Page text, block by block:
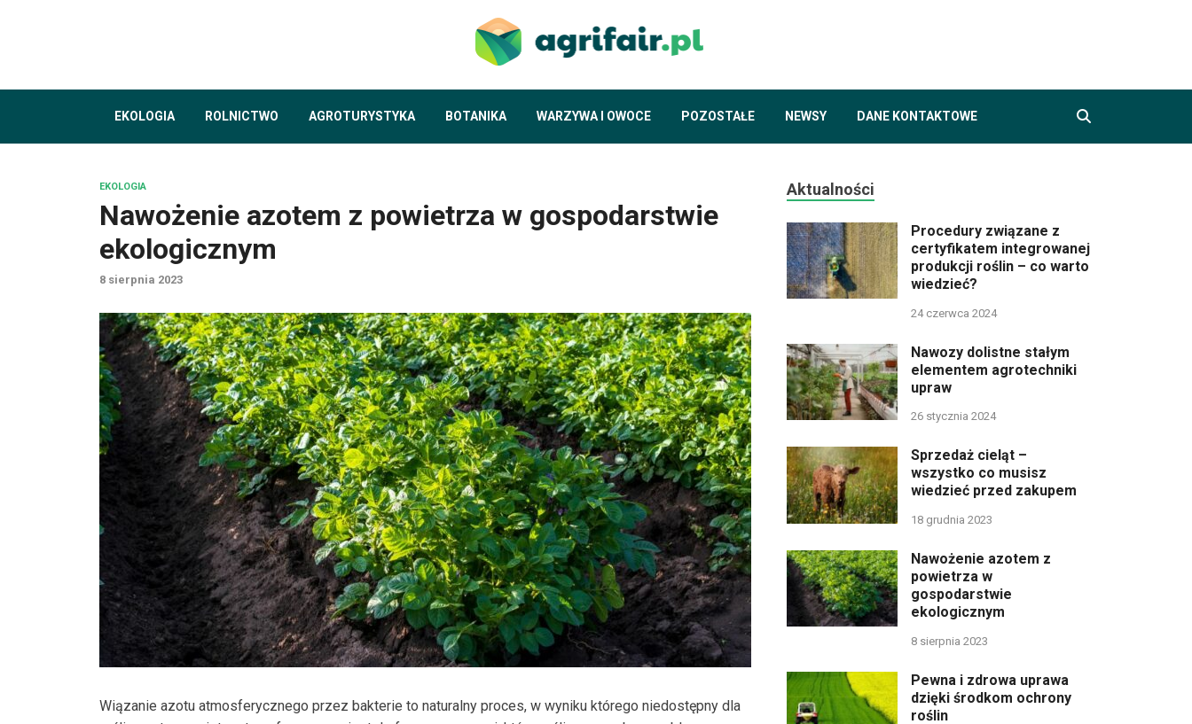
EKOLOGIA ROLNICTWO AGROTURYSTYKA BOTANIKA WARZYWA I OWOCE POZOSTAŁE NEWSY DANE KONTAKTOWE
EKOLOGIA
Nawożenie azotem z powietrza w gospodarstwie
ekologicznym
8 sierpnia 2023
Wiązanie azotu atmosferycznego przez bakterie to naturalny proces, w wyniku którego niedostępny dla
Aktualności
Procedury związane z
certyfikatem integrowanej
produkcji roślin – co warto
wiedzieć?
24 czerwca 2024
Nawozy dolistne stałym
elementem agrotechniki
upraw
26 stycznia 2024
Sprzedaż cieląt –
wszystko co musisz
wiedzieć przed zakupem
18 grudnia 2023
Nawożenie azotem z
powietrza w
gospodarstwie
ekologicznym
8 sierpnia 2023
Pewna i zdrowa uprawa
dzięki środkom ochrony
roślin